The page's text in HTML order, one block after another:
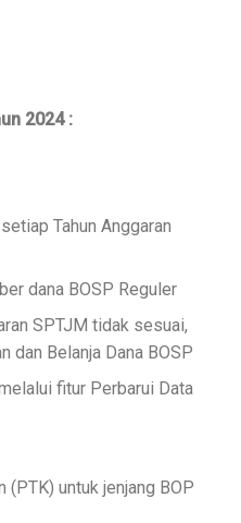
2024 :
Tahun Anggaran
dana BOSP Reguler
SPTJM tidak sesuai,
dan Belanja Dana BOSP
fitur Perbarui Data
untuk jenjang BOP